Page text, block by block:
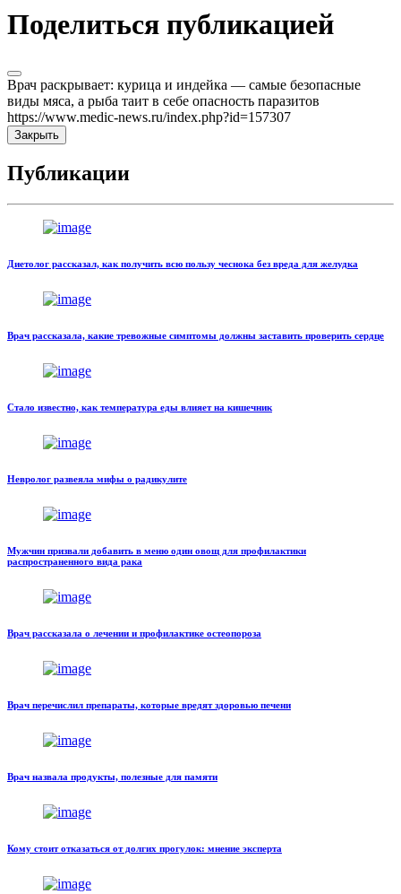
Поделиться публикацией
Врач раскрывает: курица и индейка — самые безопасные
виды мяса, а рыба таит в себе опасность паразитов
https://www.medic-news.ru/index.php?id=157307
Закрыть
Публикации
Диетолог рассказал, как получить всю пользу чеснока без вреда для желудка
Врач рассказала, какие тревожные симптомы должны заставить проверить сердце
Стало известно, как температура еды влияет на кишечник
Невролог развеяла мифы о радикулите
Мужчин призвали добавить в меню один овощ для профилактики
распространенного вида рака
Врач рассказала о лечении и профилактике остеопороза
Врач перечислил препараты, которые вредят здоровью печени
Врач назвала продукты, полезные для памяти
Кому стоит отказаться от долгих прогулок: мнение эксперта